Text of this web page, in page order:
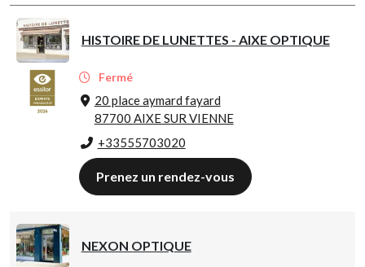
HISTOIRE DE LUNETTES - AIXE OPTIQUE
Fermé
20 place aymard fayard
87700 AIXE SUR VIENNE
+33555703020
Prenez un rendez-vous
NEXON OPTIQUE